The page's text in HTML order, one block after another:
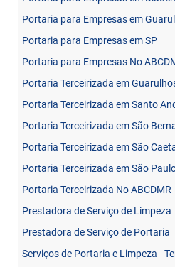
Portaria para Empresas em
Portaria para Empresas em SP
Portaria para Empresas No
Portaria Terceirizada em
Portaria Terceirizada em Santo
Portaria Terceirizada em São
Portaria Terceirizada em São
Portaria Terceirizada em São
Portaria Terceirizada No ABCDMR
Prestadora de Serviço de Limpeza
Prestadora de Serviço de Portaria
Serviços de Portaria e Limpeza